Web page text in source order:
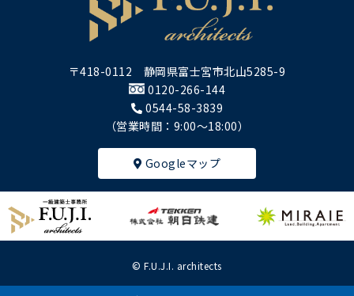
〒418-0112 静岡県富士宮市北山5285-9
0120-266-144
0544-58-3839
（営業時間：9:00～18:00）
Googleマップ
© F.U.J.I. architects